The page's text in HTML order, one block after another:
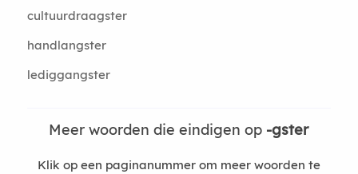
cultuurdraagster
handlangster
lediggangster
Meer woorden die eindigen op -gster
Klik op een paginanummer om meer woorden te